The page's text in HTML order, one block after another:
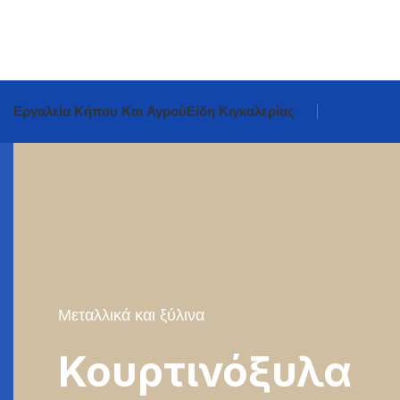
Εργαλεία Κήπου Και ΑγρούΕίδη Κιγκαλερίας
Μεταλλικά και ξύλινα
Κουρτινόξυλα